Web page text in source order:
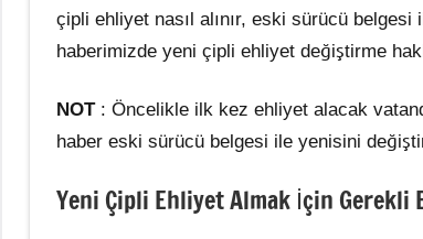
çipli ehliyet nasıl alınır, eski sürücü
haberimizde yeni çipli ehliyet değiştirme
NOT: Öncelikle ilk kez ehliyet alacak
haber eski sürücü belgesi ile yenisini
Yeni Çipli Ehliyet Almak İçin